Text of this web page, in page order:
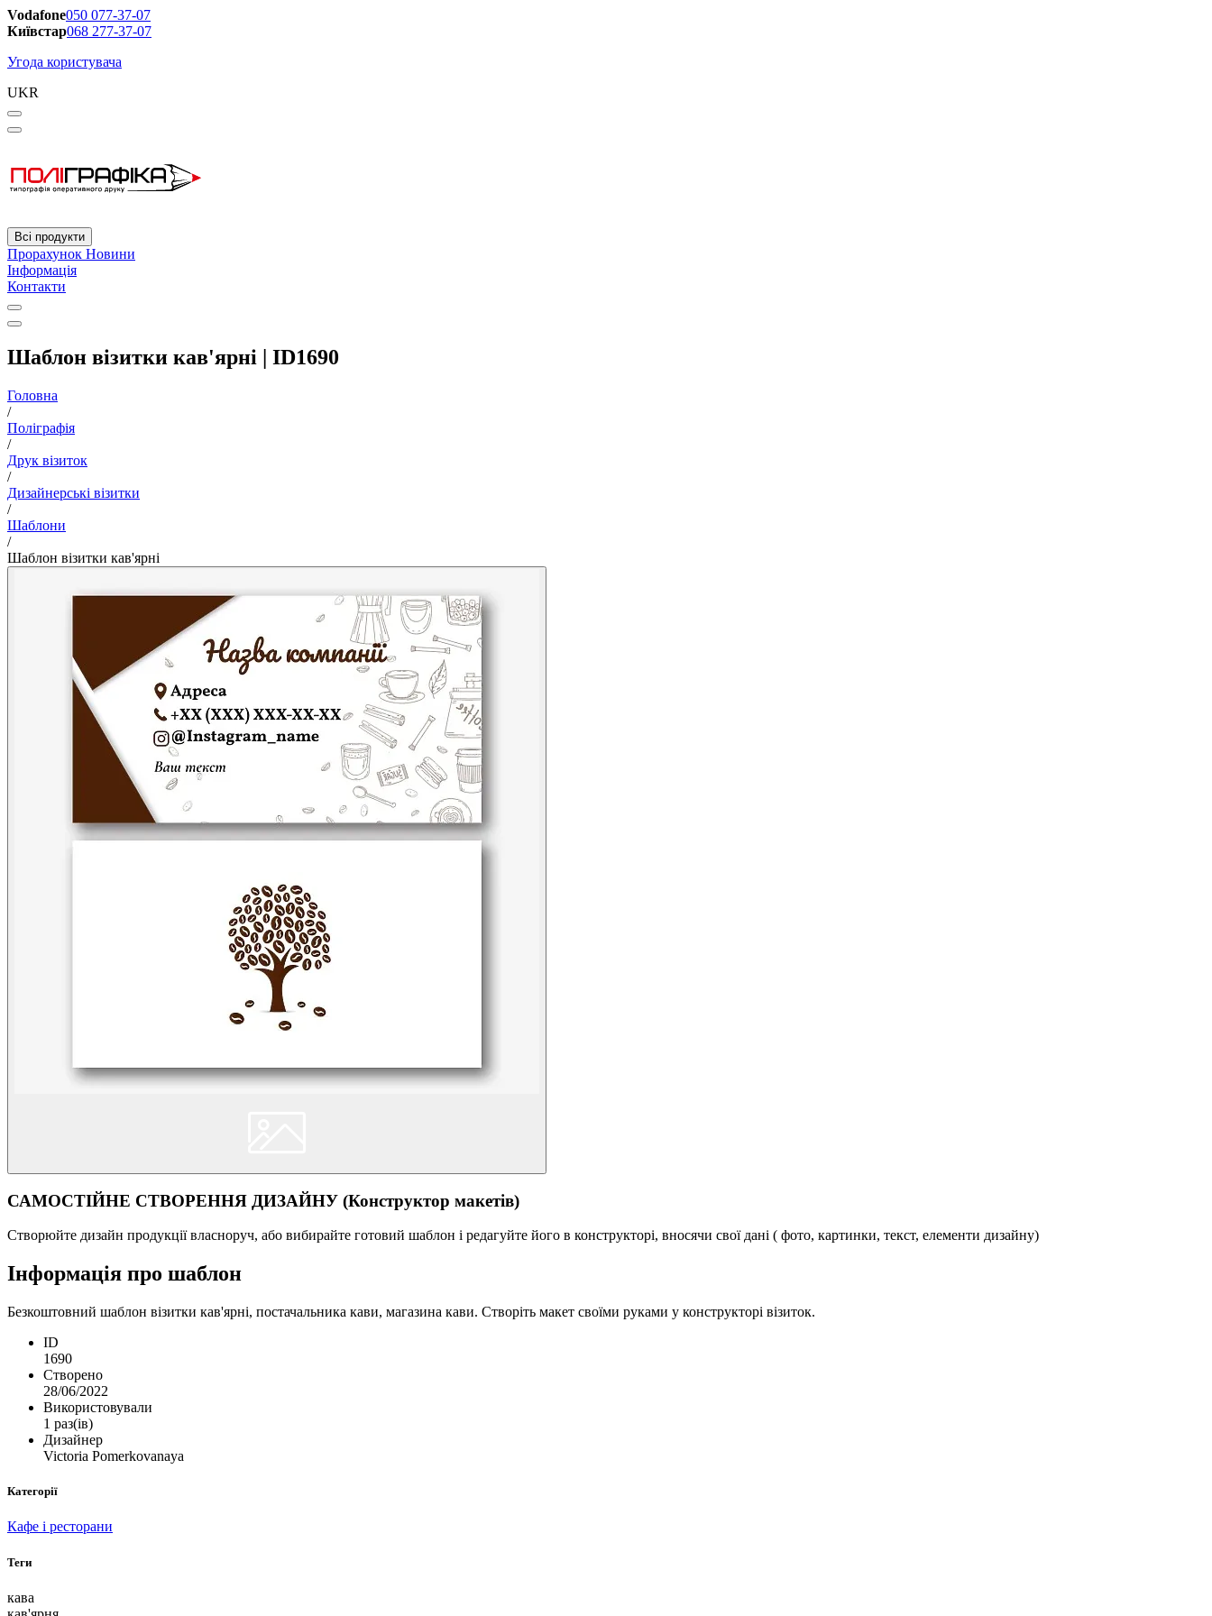
Vodafone050 077-37-07
Київстар068 277-37-07
Угода користувача
UKR
Всі продукти
Прорахунок Новини
Інформація
Контакти
Шаблон візитки кав'ярні | ID1690
Головна
/
Поліграфія
/
Друк візиток
/
Дизайнерські візитки
/
Шаблони
/
Шаблон візитки кав'ярні
САМОСТІЙНЕ СТВОРЕННЯ ДИЗАЙНУ (Конструктор макетів)
Створюйте дизайн продукції власноруч, або вибирайте готовий шаблон і редагуйте його в конструкторі, вносячи свої дані ( фото, картинки, текст, елементи дизайну)
Інформація про шаблон
Безкоштовний шаблон візитки кав'ярні, постачальника кави, магазина кави. Створіть макет своїми руками у конструкторі візиток.
ID
1690
Створено
28/06/2022
Використовували
1 раз(ів)
Дизайнер
Victoria Pomerkovanaya
Категорії
Кафе і ресторани
Теги
кава